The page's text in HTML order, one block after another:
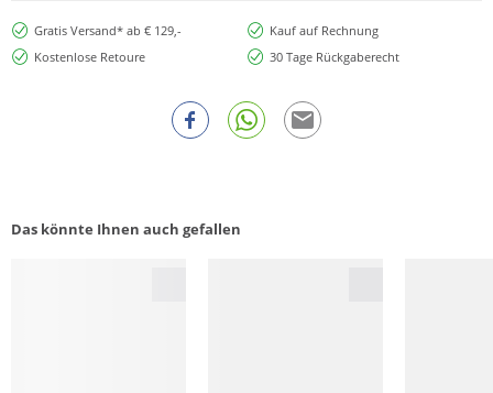
Gratis Versand* ab € 129,-
Kauf auf Rechnung
Kostenlose Retoure
30 Tage Rückgaberecht
Das könnte Ihnen auch gefallen